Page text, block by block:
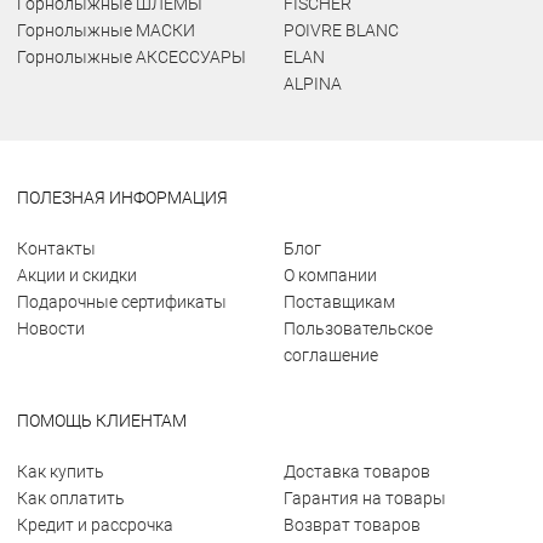
Горнолыжные МАСКИ
Горнолыжные АКСЕССУАРЫ
POIVRE BLANC
ELAN
ALPINA
ПОЛЕЗНАЯ ИНФОРМАЦИЯ
Контакты
Акции и скидки
Подарочные сертификаты
Новости
Блог
О компании
Поставщикам
Пользовательское
соглашение
ПОМОЩЬ КЛИЕНТАМ
Как купить
Как оплатить
Кредит и рассрочка
Доставка товаров
Гарантия на товары
Возврат товаров